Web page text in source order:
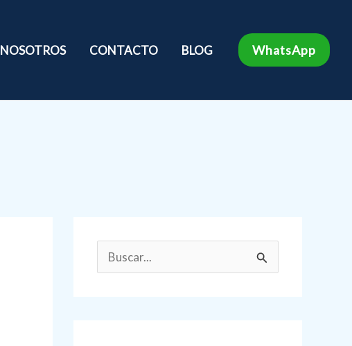
NOSOTROS CONTACTO BLOG WhatsApp
u